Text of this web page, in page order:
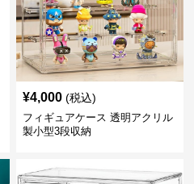
¥4,000 (税込)
フィギュアケース 透明アクリル
製小型3段収納